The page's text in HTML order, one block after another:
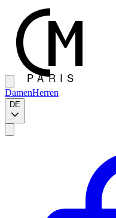
DamenHerren
DE